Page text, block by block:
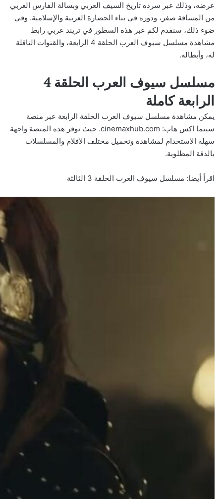
عرضه، وذلك عبر سرده تاريخ السيف العربي وبسالة الفارس العربي
من المسافة صفر، ودوره في بناء الحضارة العربية والإسلامية. وفي
ضوء ذلك، سنقدم لكم عبر هذه السطور في تريند عربي رابط
مشاهدة مسلسل سيوف العرب الحلقة 4 الرابعة، والقنوات الناقلة
له، وأبطاله.
مسلسل سيوف العرب الحلقة 4
الرابعة كاملة
يمكن مشاهدة مسلسل سيوف العرب الحلقة الرابعة عبر منصة
سينما اكس هاب: cinemaxhub.com. حيث توفر هذه المنصة واجهة
سهلة الاستخدام لمشاهدة وتحميل مختلف الأفلام والمسلسلات
بالدقة المطلوبة.
اقرأ أيضا: مسلسل سيوف العرب الحلقة 3 الثالثة